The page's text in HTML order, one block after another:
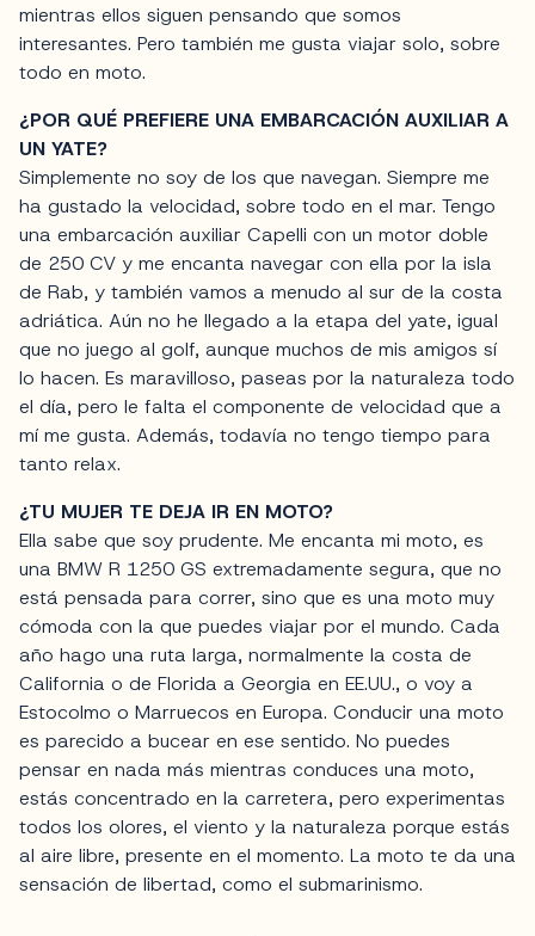
mientras ellos siguen pensando que somos
interesantes. Pero también me gusta viajar solo, sobre
todo en moto.
¿POR QUÉ PREFIERE UNA EMBARCACIÓN AUXILIAR A
UN YATE?
Simplemente no soy de los que navegan. Siempre me
ha gustado la velocidad, sobre todo en el mar. Tengo
una embarcación auxiliar Capelli con un motor doble
de 250 CV y me encanta navegar con ella por la isla
de Rab, y también vamos a menudo al sur de la costa
adriática. Aún no he llegado a la etapa del yate, igual
que no juego al golf, aunque muchos de mis amigos sí
lo hacen. Es maravilloso, paseas por la naturaleza todo
el día, pero le falta el componente de velocidad que a
mí me gusta. Además, todavía no tengo tiempo para
tanto relax.
¿TU MUJER TE DEJA IR EN MOTO?
Ella sabe que soy prudente. Me encanta mi moto, es
una BMW R 1250 GS extremadamente segura, que no
está pensada para correr, sino que es una moto muy
cómoda con la que puedes viajar por el mundo. Cada
año hago una ruta larga, normalmente la costa de
California o de Florida a Georgia en EE.UU., o voy a
Estocolmo o Marruecos en Europa. Conducir una moto
es parecido a bucear en ese sentido. No puedes
pensar en nada más mientras conduces una moto,
estás concentrado en la carretera, pero experimentas
todos los olores, el viento y la naturaleza porque estás
al aire libre, presente en el momento. La moto te da una
sensación de libertad, como el submarinismo.